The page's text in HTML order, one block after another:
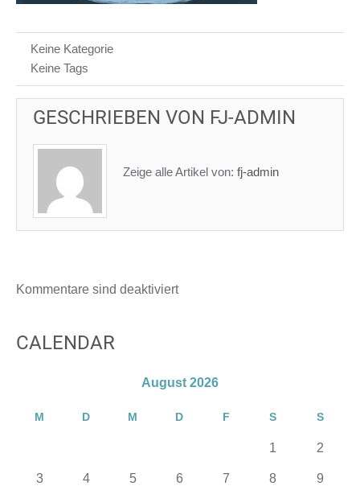
Keine Kategorie
Keine Tags
GESCHRIEBEN VON FJ-ADMIN
Zeige alle Artikel von: fj-admin
Kommentare sind deaktiviert
CALENDAR
August 2026
M D M D F S S
1 2
3 4 5 6 7 8 9